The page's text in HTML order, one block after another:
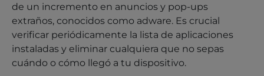
de un incremento en anuncios y pop-ups
extraños, conocidos como adware. Es crucial
verificar periódicamente la lista de aplicaciones
instaladas y eliminar cualquiera que no sepas
cuándo o cómo llegó a tu dispositivo.